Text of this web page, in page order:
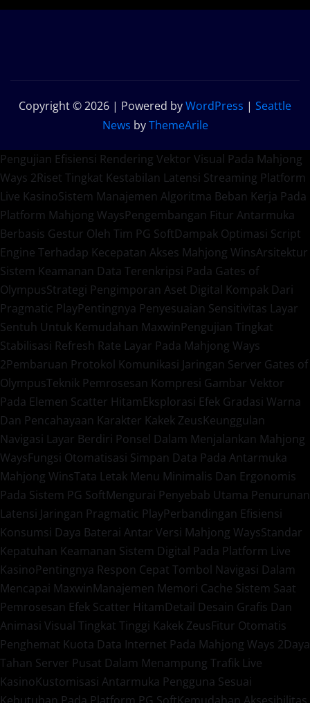
Copyright © 2026 | Powered byWordPress | Seattle
News byThemeArile
Pengujian Efisiensi Rendering Vektor Visual Pada Mahjong
Ways 2Riset Tingkat Kestabilan Latensi Streaming Platform
Live KasinoSistem Manajemen Algoritma Beban Kerja Pada
Platform Mahjong WaysPengembangan Fitur Antarmuka
Berbasis Gestur Oleh Tim PG SoftDampak Optimasi Script
Engine Terhadap Kecepatan Akses Mahjong WinsArsitektur
Sistem Keamanan Data Terenkripsi Pada Gates of
OlympusStrategi Pengimporan Aset Digital Kompak Dari
Pragmatic PlayPentingnya Penyesuaian Sensitivitas Layar
Sentuh Untuk Kemudahan MaxwinPengujian Tingkat
Stabilisasi Refresh Rate Layar Pada Mahjong Ways
2Pembaruan Protokol Komunikasi Jaringan Server Gates of
OlympusTeknik Pemrosesan Kompresi Gambar Vektor
Pada Elemen Scatter HitamEksplorasi Efek Gradasi Warna
Dan Pencahayaan Karakter Kakek ZeusKeunggulan
Navigasi Layar Berdiri Ponsel Dalam Menjalankan Mahjong
WaysFungsi Otomatisasi Simpan Data Pada Antarmuka
Mahjong WinsTata Letak Menu Minimalis Dan Ergonomis
Pada Sistem PG SoftMengurai Penyebab Utama Penurunan
Latensi Jaringan Pragmatic PlayPerbandingan Efisiensi
Konsumsi Daya Baterai Antar Versi Mahjong WaysStandar
Kepatuhan Keamanan Sistem Digital Pada Platform Live
KasinoPentingnya Respon Cepat Tombol Navigasi Dalam
Mencapai MaxwinManajemen Memori Cache Sistem Saat
Pemrosesan Efek Scatter HitamDetail Desain Grafis Dan
Animasi Visual Tingkat Tinggi Kakek ZeusFitur Otomatis
Penghemat Kuota Data Internet Pada Mahjong Ways 2Daya
Tahan Server Pusat Dalam Menampung Trafik Live
KasinoKustomisasi Antarmuka Pengguna Sesuai